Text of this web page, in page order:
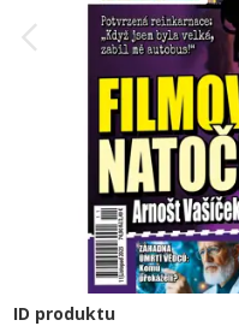
ID produktu